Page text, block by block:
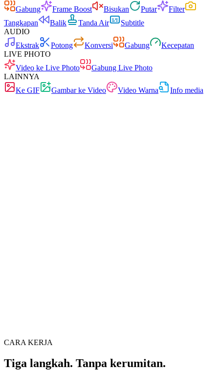
Gabung
Frame Boost Bisukan Putar
Filter
Tangkapan
Balik Tanda Air
Subtitle
AUDIO
Ekstrak
Potong Konversi Gabung
Kecepatan
LIVE PHOTO
Video ke Live Photo
Gabung Live Photo
LAINNYA
Ke GIF
Gambar ke Video Video Warna
Info media
CARA KERJA
Tiga langkah. Tanpa kerumitan.